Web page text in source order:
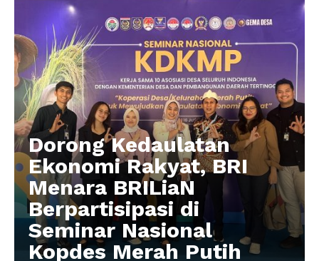
Dorong Kedaulatan
Ekonomi Rakyat, BRI
Menara BRILiaN
Berpartisipasi di
Seminar Nasional
Kopdes Merah Putih